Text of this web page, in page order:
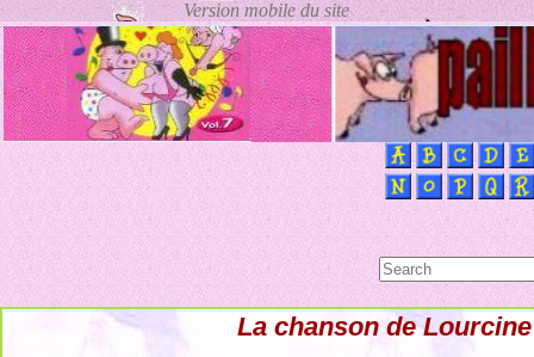
La chanson de Lourcine